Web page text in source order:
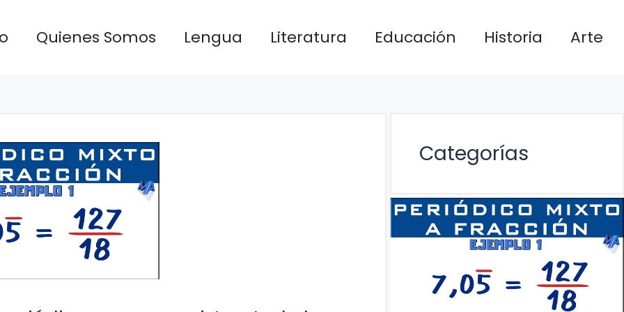
Quienes Somos Lengua Literatura Educación Historia Arte
Categorías